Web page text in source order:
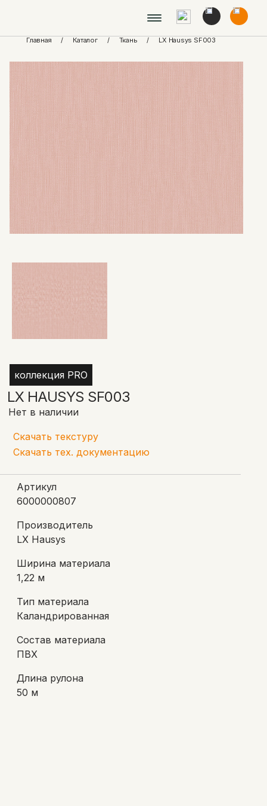
Главная / Каталог / Ткань / LX Hausys SF003
коллекция PRO
LX HAUSYS SF003
Нет в наличии
Скачать текстуру
Скачать тех. документацию
Артикул
6000000807
Производитель
LX Hausys
Ширина материала
1,22 м
Тип материала
Каландрированная
Состав материала
ПВХ
Длина рулона
50 м